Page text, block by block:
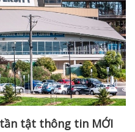
tật thông tin MỚI